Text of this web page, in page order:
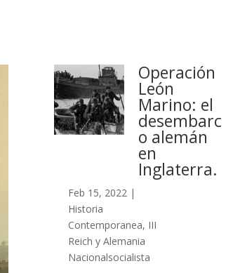
Operación
León
Marino: el
desembarc
o alemán
en
Inglaterra.
Feb 15, 2022 |
Historia
Contemporanea, III
Reich y Alemania
Nacionalsocialista